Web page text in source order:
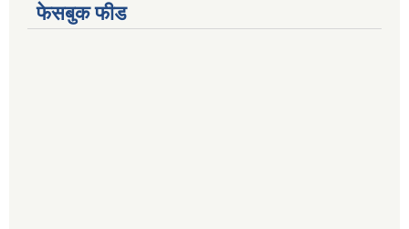
फेसबुक फीड